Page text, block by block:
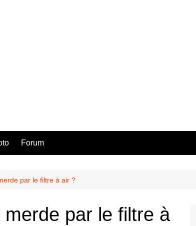
Forum
par le filtre à air ?
par le filtre à